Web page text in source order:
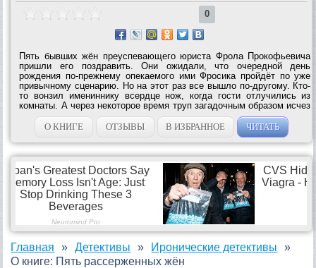
0
Пять бывших жён преуспевающего юриста Фрола Прокофьевича
пришли его поздравить. Они ожидали, что очередной день
рождения по-прежнему опекаемого ими Фросика пройдёт по уже
привычному сценарию. Но на этот раз все вышло по-другому. Кто-
то вонзил имениннику всердце нож, когда гости отлучились из
комнаты. А через некоторое время труп загадочным образом исчез
из квартиры. Но посторонних в доме нет, дверь, как обычно,
закрыта изнутри, а на...
О КНИГЕ ОТЗЫВЫ В ИЗБРАННОЕ ЧИТАТЬ
Главная Детективы
Иронические детективы
О книге: Пять рассерженных жён